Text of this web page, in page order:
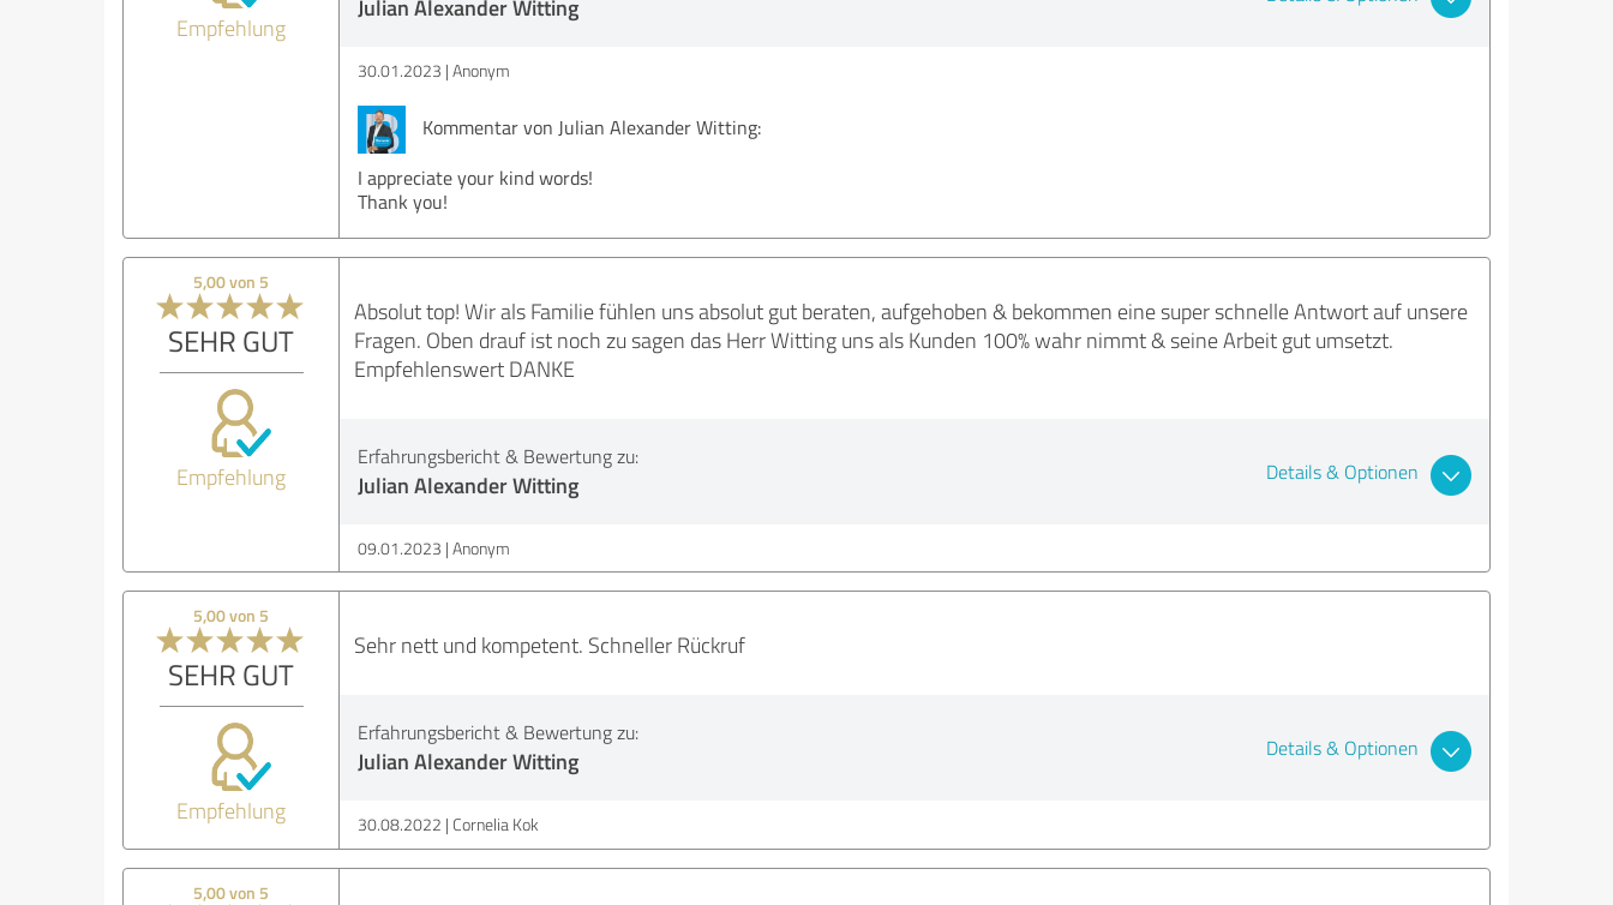
Empfehlung
Julian Alexander Witting
30.01.2023 Anonym
Kommentar von Julian Alexander Witting:
I appreciate your kind words!
Thank you!
5,00 von 5
SEHR GUT
Empfehlung
Absolut top! Wir als Familie fühlen uns absolut gut beraten, aufgehoben & bekommen eine super schnelle Antwort auf unsere
Fragen. Oben drauf ist noch zu sagen das Herr Witting uns als Kunden 100% wahr nimmt & seine Arbeit gut umsetzt.
Empfehlenswert DANKE
Erfahrungsbericht & Bewertung zu:
Julian Alexander Witting Details & Optionen
09.01.2023 Anonym
5,00 von 5
SEHR GUT
Empfehlung
Sehr nett und kompetent. Schneller Rückruf
Erfahrungsbericht & Bewertung zu:
Julian Alexander Witting Details & Optionen
30.08.2022 Cornelia Kok
5,00 von 5